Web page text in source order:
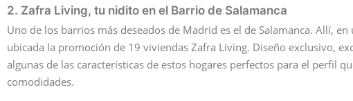
2. Zafra Living, tu nidito en el Barrio de Salamanca
Uno de los barrios más deseados de Madrid es el de Salamanca. Allí,
ubicada la promoción de 19 viviendas Zafra Living. Diseño exclusivo,
algunas de las características de estos hogares perfectos para el perfil
comodidades.